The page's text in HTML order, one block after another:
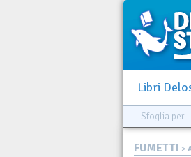
Libri
Sfoglia per
FUMETTI >